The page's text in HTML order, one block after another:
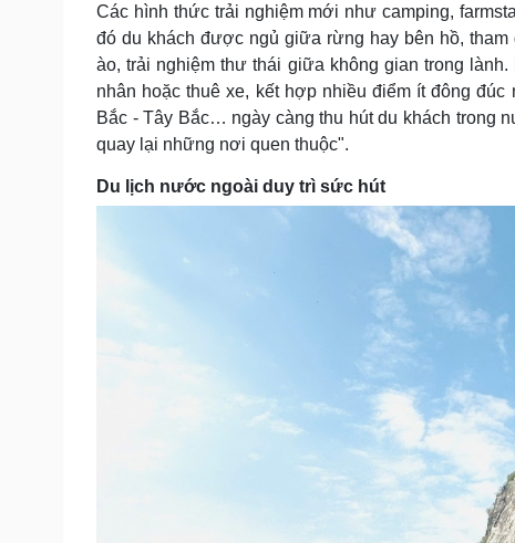
Các hình thức trải nghiệm mới như camping,
đó du khách được ngủ giữa rừng hay bên hồ,
ào, trải nghiệm thư thái giữa không gian trong
nhân hoặc thuê xe, kết hợp nhiều điểm ít đông
Bắc - Tây Bắc… ngày càng thu hút du khách trong
quay lại những nơi quen thuộc".
Du lịch nước ngoài duy trì sức hút